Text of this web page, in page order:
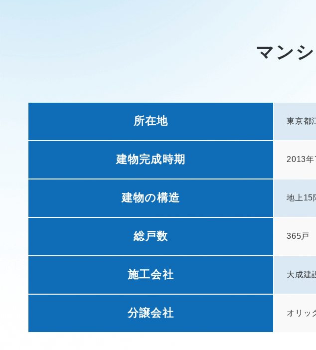
マン
所在地 東京都
建物完成時期 2013年
建物の構造 地上15
総戸数 365戸
施工会社 大成建
分譲会社 オリッ